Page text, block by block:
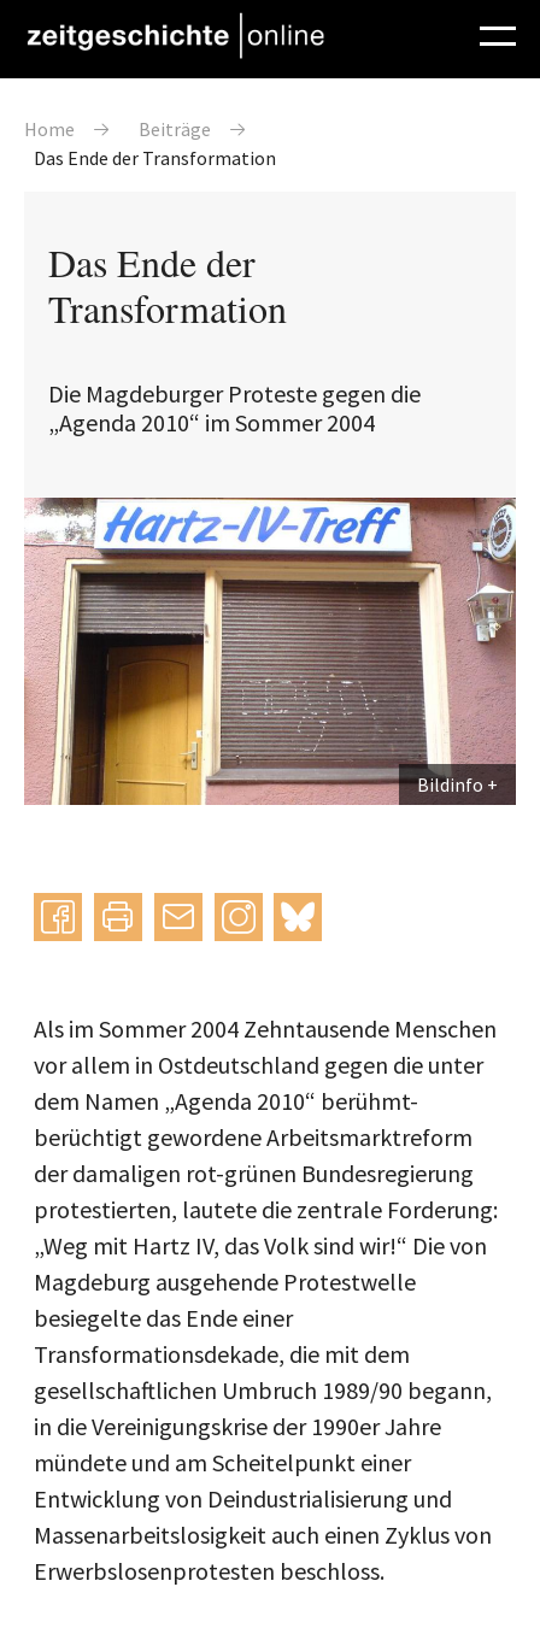
Pfadnavigation
Home
Beiträge
Das Ende der Transformation
Das Ende der
Transformation
Die Magdeburger Proteste gegen die
„Agenda 2010“ im Sommer 2004
Bildinfo
Instagram
bluesky
Als im Sommer 2004 Zehntausende Menschen
vor allem in Ostdeutschland gegen die unter
dem Namen „Agenda 2010“ berühmt-
berüchtigt gewordene Arbeitsmarktreform
der damaligen rot-grünen Bundesregierung
protestierten, lautete die zentrale Forderung:
„Weg mit Hartz IV, das Volk sind wir!“ Die von
Magdeburg ausgehende Protestwelle
besiegelte das Ende einer
Transformationsdekade, die mit dem
gesellschaftlichen Umbruch 1989/90 begann,
in die Vereinigungskrise der 1990er Jahre
mündete und am Scheitelpunkt einer
Entwicklung von Deindustrialisierung und
Massenarbeitslosigkeit auch einen Zyklus von
Erwerbslosenprotesten beschloss.